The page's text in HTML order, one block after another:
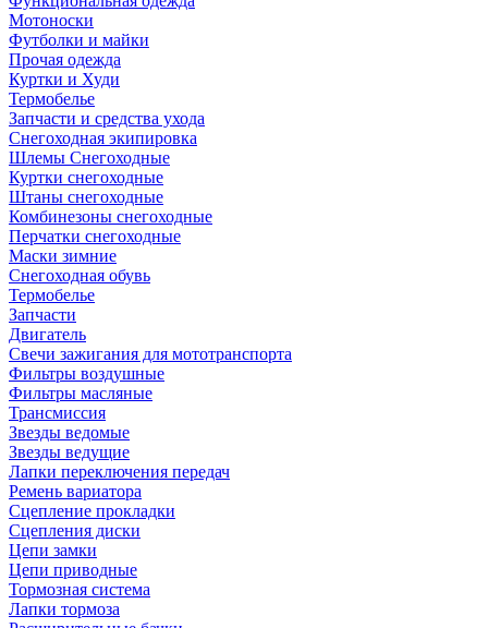
Мотоноски
Футболки и майки
Прочая одежда
Куртки и Худи
Термобелье
Запчасти и средства ухода
Снегоходная экипировка
Шлемы Снегоходные
Куртки снегоходные
Штаны снегоходные
Комбинезоны снегоходные
Перчатки снегоходные
Маски зимние
Снегоходная обувь
Термобелье
Запчасти
Двигатель
Свечи зажигания для мототранспорта
Фильтры воздушные
Фильтры масляные
Трансмиссия
Звезды ведомые
Звезды ведущие
Лапки переключения передач
Ремень вариатора
Сцепление прокладки
Сцепления диски
Цепи замки
Цепи приводные
Тормозная система
Лапки тормоза